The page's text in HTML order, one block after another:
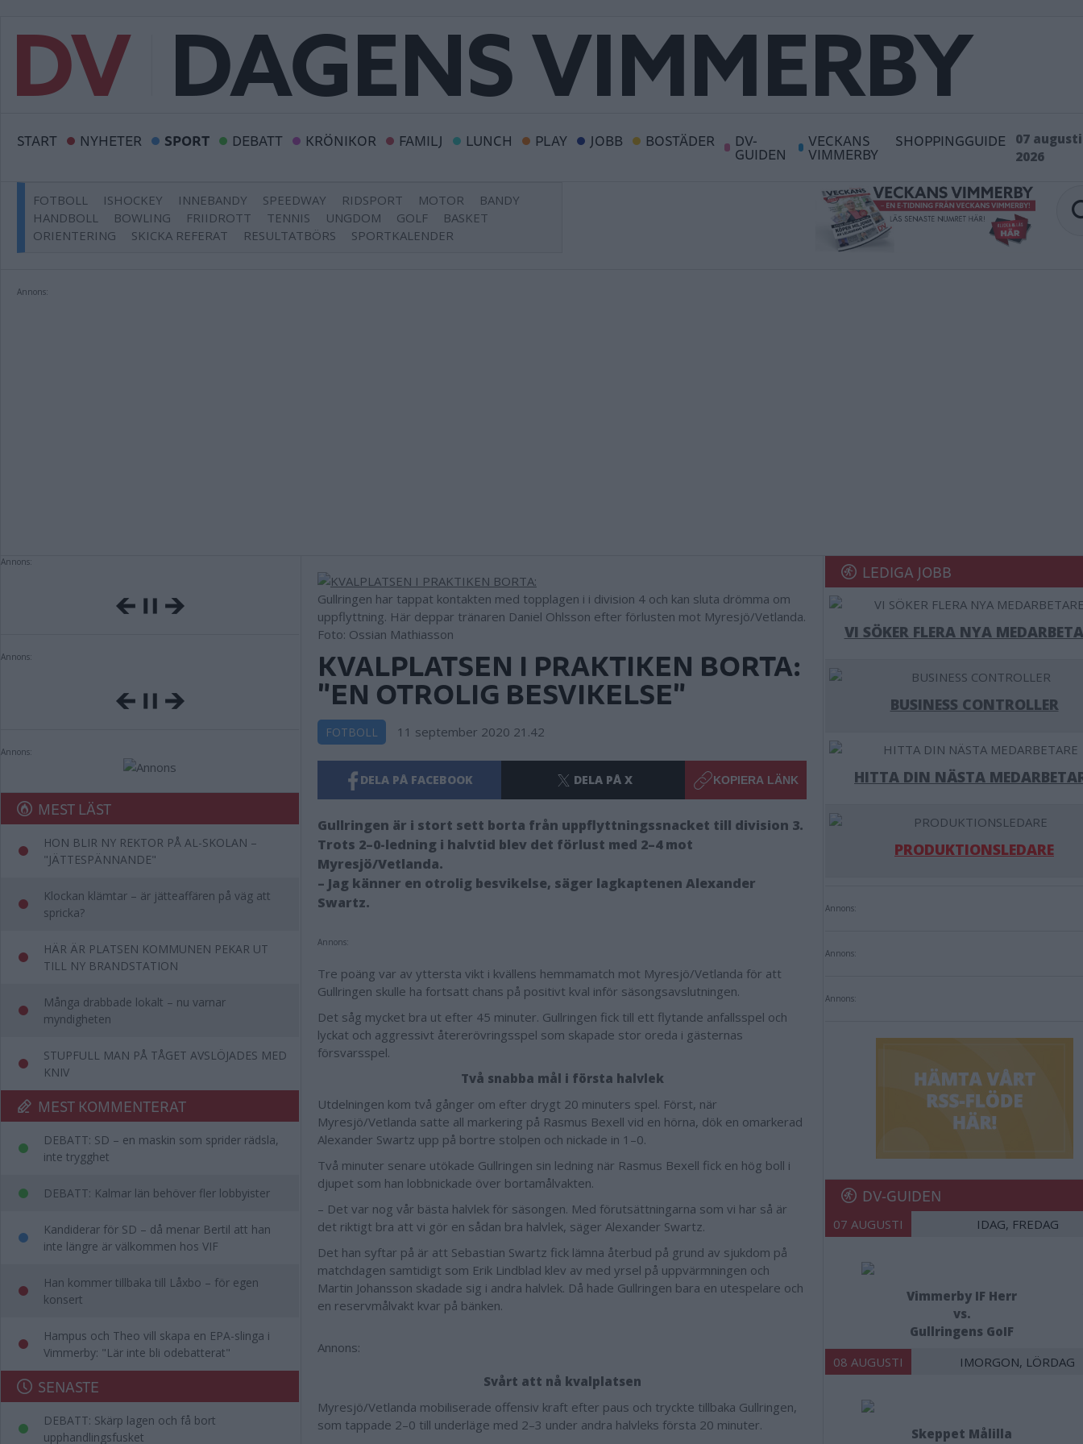
START NYHETER SPORT DEBATT KRÖNIKOR FAMILJ LUNCH PLAY JOBB BOSTÄDER DV-
GUIDEN
VECKANS
VIMMERBY
SHOPPINGGUIDE
07 augusti
2026
FOTBOLL ISHOCKEY INNEBANDY SPEEDWAY RIDSPORT MOTOR
BANDY
HANDBOLL
BOWLING FRIIDROTT TENNIS UNGDOM GOLF
BASKET
ORIENTERING
SKICKA REFERAT RESULTATBÖRS SPORTKALENDER
Annons:
Annons:
Annons:
Annons:
MEST LÄST
HON BLIR NY REKTOR PÅ AL-SKOLAN –
"JÄTTESPÄNNANDE"
Klockan klämtar – är jätteaffären på väg att
spricka?
HÄR ÄR PLATSEN KOMMUNEN PEKAR UT
TILL NY BRANDSTATION
Många drabbade lokalt – nu varnar
myndigheten
STUPFULL MAN PÅ TÅGET AVSLÖJADES MED
KNIV
MEST KOMMENTERAT
DEBATT: SD – en maskin som sprider rädsla,
inte trygghet
DEBATT: Kalmar län behöver fler lobbyister
Kandiderar för SD – då menar Bertil att han
inte längre är välkommen hos VIF
Han kommer tillbaka till Låxbo – för egen
konsert
Hampus och Theo vill skapa en EPA-slinga i
Vimmerby: "Lär inte bli odebatterat"
SENASTE
DEBATT: Skärp lagen och få bort
upphandlingsfusket
Gullringen har tappat kontakten med topplagen i i division 4 och kan sluta drömma om
uppflyttning. Här deppar tränaren Daniel Ohlsson efter förlusten mot Myresjö/Vetlanda.
Foto: Ossian Mathiasson
KVALPLATSEN I PRAKTIKEN BORTA:
"EN OTROLIG BESVIKELSE"
FOTBOLL 11 september 2020 21.42
DELA PÅ FACEBOOK DELA PÅ X KOPIERA LÄNK
Gullringen är i stort sett borta från uppflyttningssnacket till division 3.
Trots 2–0-ledning i halvtid blev det förlust med 2–4 mot
Myresjö/Vetlanda.
– Jag känner en otrolig besvikelse, säger lagkaptenen Alexander
Swartz.
Annons:
Tre poäng var av yttersta vikt i kvällens hemmamatch mot Myresjö/Vetlanda för att
Gullringen skulle ha fortsatt chans på positivt kval inför säsongsavslutningen.
Det såg mycket bra ut efter 45 minuter. Gullringen fick till ett flytande anfallsspel och
lyckat och aggressivt återerövringsspel som skapade stor oreda i gästernas
försvarsspel.
Två snabba mål i första halvlek
Utdelningen kom två gånger om efter drygt 20 minuters spel. Först, när
Myresjö/Vetlanda satte all markering på Rasmus Bexell vid en hörna, dök en omarkerad
Alexander Swartz upp på bortre stolpen och nickade in 1–0.
Två minuter senare utökade Gullringen sin ledning när Rasmus Bexell fick en hög boll i
djupet som han lobbnickade över bortamålvakten.
– Det var nog vår bästa halvlek för säsongen. Med förutsättningarna som vi har så är
det riktigt bra att vi gör en sådan bra halvlek, säger Alexander Swartz.
Det han syftar på är att Sebastian Swartz fick lämna återbud på grund av sjukdom på
matchdagen samtidigt som Erik Lindblad klev av med yrsel på uppvärmningen och
Martin Johansson skadade sig i andra halvlek. Då hade Gullringen bara en utespelare och
en reservmålvakt kvar på bänken.
Annons:
Svårt att nå kvalplatsen
Myresjö/Vetlanda mobiliserade offensiv kraft efter paus och tryckte tillbaka Gullringen,
som tappade 2–0 till underläge med 2–3 under andra halvleks första 20 minuter.
LEDIGA JOBB
VI SÖKER FLERA NYA
BUSINESS CONTROLLER
HITTA DIN NÄSTA
PRODUKTIONSLEDARE
Annons:
Annons:
Annons:
DV-GUIDEN
07 AUGUSTI IDAG, FREDAG
Vimmerby IF Herr
vs.
Gullringens GoIF
08 AUGUSTI IMORGON, LÖRDAG
Skeppet Målilla